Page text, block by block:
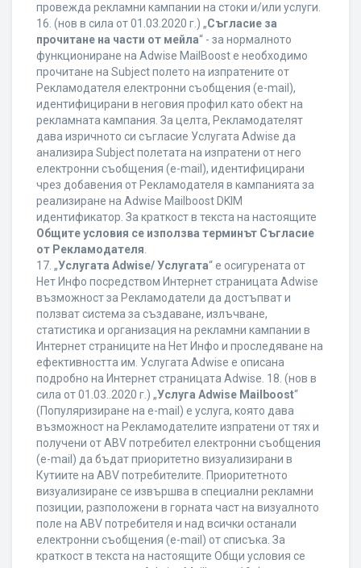
провежда рекламни кампании на стоки и/или услуги.
16. (нов в сила от 01.03.2020 г.) „Съгласие за
прочитане на части от мейла“ - за нормалното
функциониране на Adwise MailBoost е необходимо
прочитане на Subject полето на изпратените от
Рекламодателя електронни съобщения (e-mail),
идентифицирани в неговия профил като обект на
рекламната кампания. За целта, Рекламодателят
дава изричното си съгласие Услугата Adwise да
анализира Subject полетата на изпратени от него
електронни съобщения (e-mail), идентифицирани
чрез добавения от Рекламодателя в кампанията за
реализиране на Adwise Mailboost DKIM
идентификатор. За краткост в текста на настоящите
Общите условия се използва терминът Съгласие
от Рекламодателя
17. „Услугата Adwise/ Услугата“ е осигурената от
Нет Инфо посредством Интернет страницата Adwise
възможност за Рекламодатели да достъпват и
ползват система за създаване, излъчване,
статистика и организация на рекламни кампании в
Интернет страниците на Нет Инфо и проследяване на
ефективността им. Услугата Adwise е описана
подробно на Интернет страницата Adwise. 18. (нов в
сила от 01.03..2020 г.) „Услуга Adwise Mailboost“
(Популяризиране на e-mail) е услуга, която дава
възможност на Рекламодателите изпратени от тях и
получени от ABV потребител електронни съобщения
(e-mail) да бъдат приоритетно визуализирани в
Кутиите на ABV потребителите. Приоритетното
визуализиране се извършва в специални рекламни
позиции, разположени в горната част на визуалното
поле на ABV потребителя и над всички останали
електронни съобщения (e-mail) от списъка. За
краткост в текста на настоящите Общи условия се